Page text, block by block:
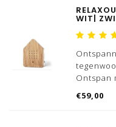
Dat is
WIT|
Ontspan
€59,00